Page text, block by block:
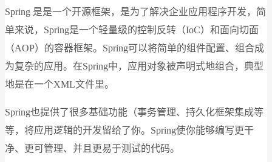
Spring 是是一个开源框架，是为了解决企业应用程序开发，简
单来说，Spring是一个轻量级的控制反转（IoC）和面向切面
（AOP）的容器框架。Spring可以将简单的组件配置、组合成
为复杂的应用。在Spring中，应用对象被声明式地组合，典型
地是在一个XML文件里。
Spring也提供了很多基础功能（事务管理、持久化框架集成等
等，将应用逻辑的开发留给了你。Spring使你能够编写更干
净、更可管理、并且更易于测试的代码。